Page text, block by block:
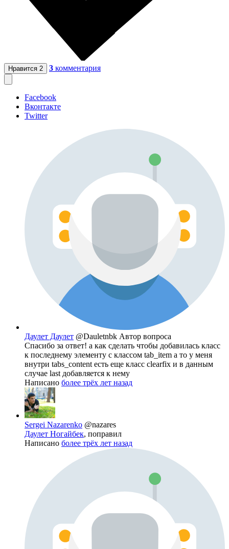
Нравится 2 3 комментария
Facebook
Вконтакте
Twitter
Даулет Даулет @Dauletnbk Автор вопроса
Спасибо за ответ! а как сделать чтобы добавилась класс
к последнему элементу с классом tab_item а то у меня
внутри tabs_content есть еще класс clearfix и в данным
случае last добавляется к нему
Написано более трёх лет назад
Sergei Nazarenko @nazares
Даулет Ногайбек, поправил
Написано более трёх лет назад